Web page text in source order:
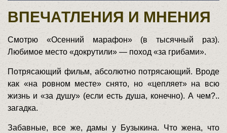
ВПЕЧАТЛЕНИЯ И МНЕНИЯ
Смотрю «Осенний марафон» (в тысячный раз).
Любимое место «докрутили» — поход «за грибами».
Потрясающий фильм, абсолютно потрясающий. Вроде
как «на ровном месте» снято, но «цепляет» на всю
жизнь и «за душу» (если есть душа, конечно). А чем?..
загадка.
Забавные, все же, дамы у Бузыкина. Что жена, что